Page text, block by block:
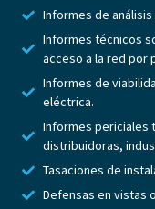
Informes de
Informes técnicos
acceso a la red por
Informes de
eléctrica.
Informes periciales
distribuidoras,
Tasaciones de
Defensas en vistas